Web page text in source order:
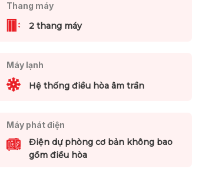
Thang máy
2 thang máy
Máy lạnh
Hệ thống điều hòa âm trần
Máy phát điện
Điện dự phòng cơ bản không bao
gồm điều hòa